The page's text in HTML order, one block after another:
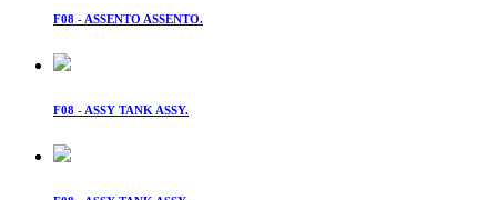
F08 - ASSENTO ASSENTO.
F08 - ASSY TANK ASSY.